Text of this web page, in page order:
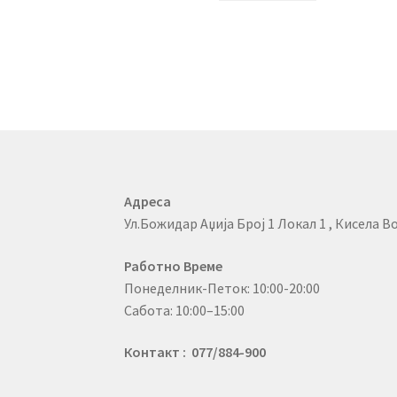
Адреса
Ул.Божидар Аџија Број 1 Локал 1 , Кисела
Работно Време
Понеделник-Петок: 10:00-20:00
Сабота: 10:00–15:00
Контакт : 077/884-900